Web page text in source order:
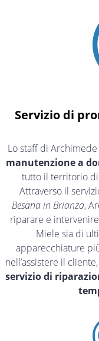
Servizio di
Lo staff di
manutenzione a
tutto il territorio di
Attraverso il
Besana in Brianza,
riparare e
Miele sia di
apparecchiature
nell’assistere il
servizio di